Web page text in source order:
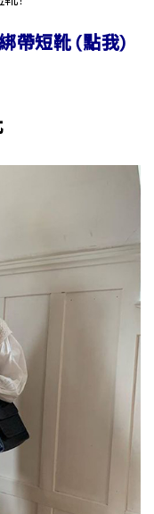
帶短靴 (點我)